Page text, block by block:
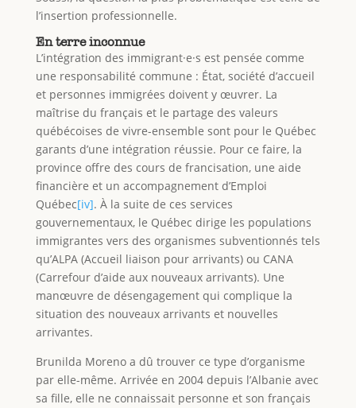
l’insertion professionnelle.
En terre inconnue
L’intégration des immigrant·e·s est pensée comme
une responsabilité commune : État, société d’accueil
et personnes immigrées doivent y œuvrer. La
maîtrise du français et le partage des valeurs
québécoises de vivre-ensemble sont pour le Québec
garants d’une intégration réussie. Pour ce faire, la
province offre des cours de francisation, une aide
financière et un accompagnement d’Emploi
Québec[iv]. À la suite de ces services
gouvernementaux, le Québec dirige les populations
immigrantes vers des organismes subventionnés tels
qu’ALPA (Accueil liaison pour arrivants) ou CANA
(Carrefour d’aide aux nouveaux arrivants). Une
manœuvre de désengagement qui complique la
situation des nouveaux arrivants et nouvelles
arrivantes.
Brunilda Moreno a dû trouver ce type d’organisme
par elle-même. Arrivée en 2004 depuis l’Albanie avec
sa fille, elle ne connaissait personne et son français